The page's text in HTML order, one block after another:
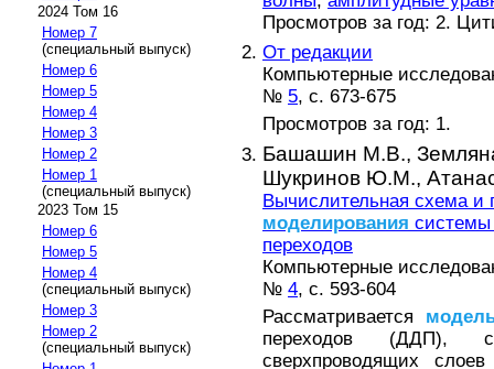
2024 Том 16
Номер 7
(специальный выпуск)
Номер 6
Номер 5
Номер 4
Номер 3
Номер 2
Номер 1
(специальный выпуск)
2023 Том 15
Номер 6
Номер 5
Номер 4
(специальный выпуск)
Номер 3
Номер 2
(специальный выпуск)
Просмотров за год: 2.
От редакции
Компьютерные
№ 5, с. 673-675
Просмотров за год: 1.
Башашин М.В.,
Шукринов Ю.М.,
Вычислительная схема и
моделирования системы
переходов
Компьютерные
№ 4, с. 593-604
Рассматривается
переходов (ДДП),
сверхпроводящих